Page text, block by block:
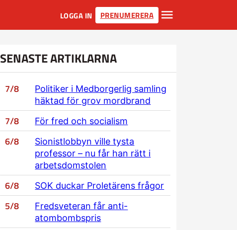
LOGGA IN PRENUMERERA
SENASTE ARTIKLARNA
7/8
Politiker i Medborgerlig samling
häktad för grov mordbrand
7/8 För fred och socialism
6/8
Sionistlobbyn ville tysta
professor – nu får han rätt i
arbetsdomstolen
6/8 SOK duckar Proletärens frågor
5/8
Fredsveteran får anti-
atombombspris